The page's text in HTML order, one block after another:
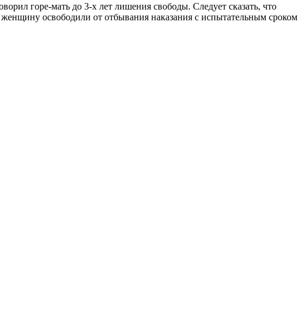
горе-мать до 3-х лет лишения свободы. Следует сказать, что
освободили от отбывания наказания с испытательным сроком